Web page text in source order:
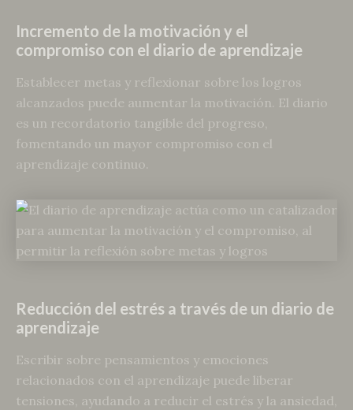
Incremento de la motivación y el
compromiso con el diario de aprendizaje
Establecer metas y reflexionar sobre los logros
alcanzados puede aumentar la motivación. El diario
es un recordatorio tangible del progreso,
fomentando un mayor compromiso con el
aprendizaje continuo.
Reducción del estrés a través de un diario de
aprendizaje
Escribir sobre pensamientos y emociones
relacionados con el aprendizaje puede liberar
tensiones, ayudando a reducir el estrés y la ansiedad,